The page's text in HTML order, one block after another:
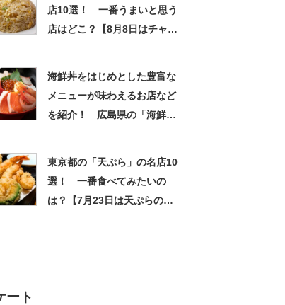
店10選！ 一番うまいと思う
店はどこ？【8月8日はチャー
海鮮丼をはじめとした豊富な
メニューが味わえるお店など
を紹介！ 広島県の「海鮮
東京都の「天ぷら」の名店10
選！ 一番食べてみたいの
は？【7月23日は天ぷらの
ート